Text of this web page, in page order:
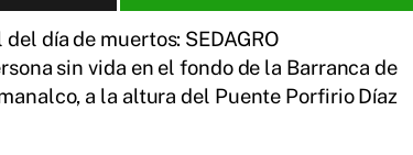
día de muertos: SEDAGRO
sin vida en el fondo de la Barranca de
a la altura del Puente Porfirio Díaz